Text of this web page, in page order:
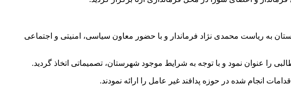
به ریاست محمدی نژاد فرماندار و با حضور معاون سیاسی، امنیتی و اجتماعی
را عنوان نمود و با توجه به شرایط موجود شهرستان، تصمیماتی اتخاذ گردید.
انجام شده در حوزه پدافند غیر عامل را ارائه نمودند.